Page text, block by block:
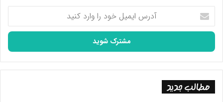
آدرس
ایمیل
خود
وارد
کنید
مطالب جدید